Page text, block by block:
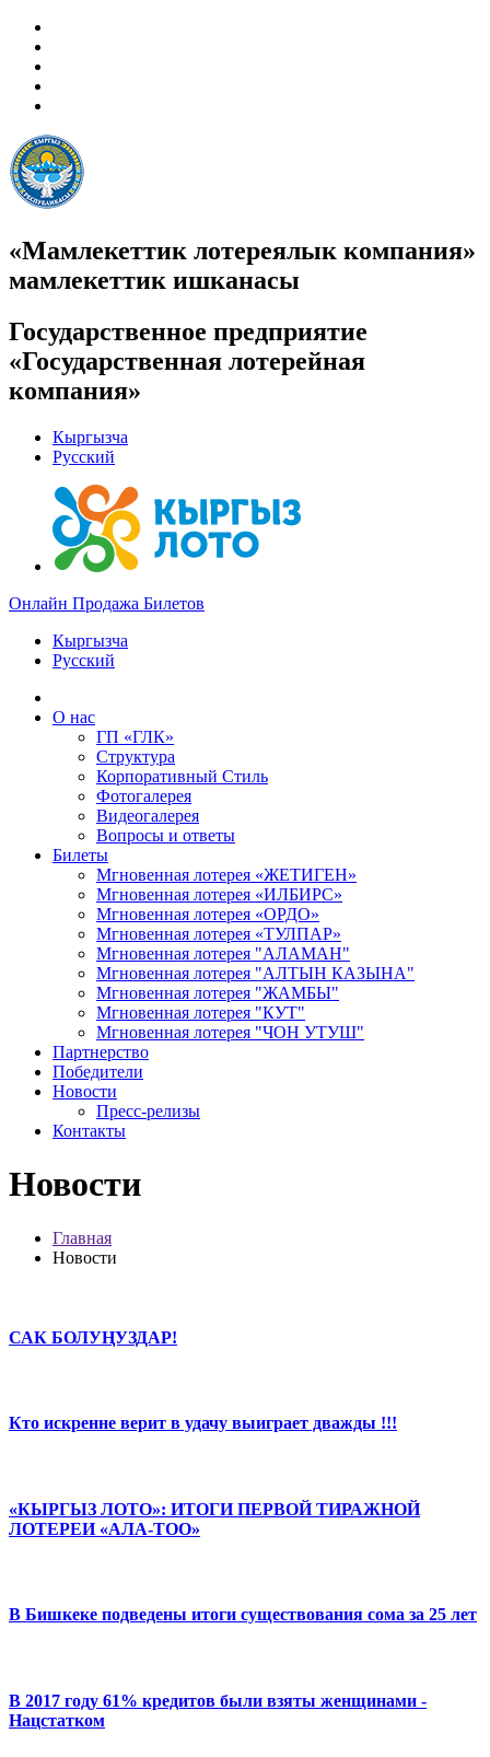
«Мамлекеттик лотереялык компания»
мамлекеттик ишканасы
Государственное предприятие
«Государственная лотерейная
компания»
Кыргызча
Русский
Онлайн Продажа Билетов
Кыргызча
Русский
О нас
ГП «ГЛК»
Структура
Корпоративный Стиль
Фотогалерея
Видеогалерея
Вопросы и ответы
Билеты
Мгновенная лотерея «ЖЕТИГЕН»
Мгновенная лотерея «ИЛБИРС»
Мгновенная лотерея «ОРДО»
Мгновенная лотерея «ТУЛПАР»
Мгновенная лотерея "АЛАМАН"
Мгновенная лотерея "АЛТЫН КАЗЫНА"
Мгновенная лотерея "ЖАМБЫ"
Мгновенная лотерея "КУТ"
Мгновенная лотерея "ЧОН УТУШ"
Партнерство
Победители
Новости
Пресс-релизы
Контакты
Новости
Главная
Новости
САК БОЛУҢУЗДАР!
Кто искренне верит в удачу выиграет дважды !!!
«КЫРГЫЗ ЛОТО»: ИТОГИ ПЕРВОЙ ТИРАЖНОЙ
ЛОТЕРЕИ «АЛА-ТОО»
В Бишкеке подведены итоги существования сома за 25 лет
В 2017 году 61% кредитов были взяты женщинами -
Нацстатком